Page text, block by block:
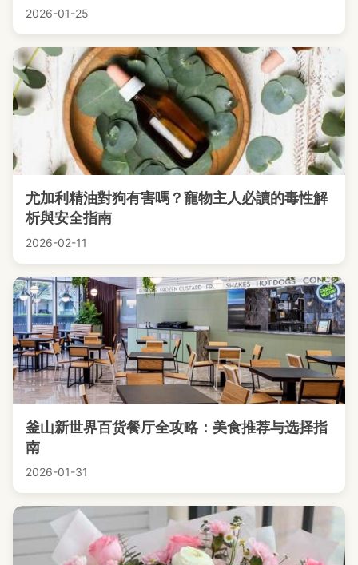
2026-01-25
尤加利精油對狗有害嗎？寵物主人必讀的毒性解
析與安全指南
2026-02-11
釜山新世界百货餐厅全攻略：美食推荐与选择指
南
2026-01-31